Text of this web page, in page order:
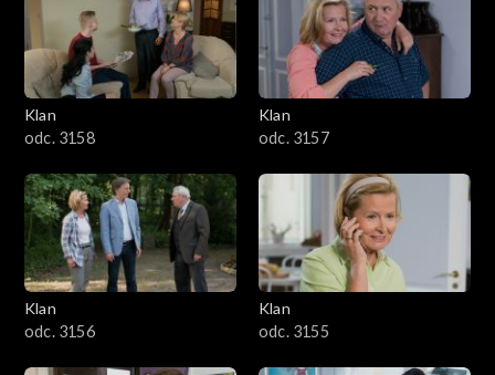
Klan
odc. 3158
Klan
odc. 3157
Klan
odc. 3156
Klan
odc. 3155